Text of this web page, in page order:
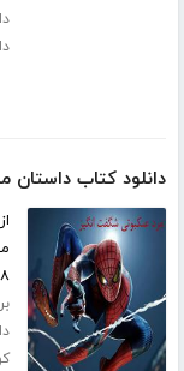
دانلود کتاب
۱۸